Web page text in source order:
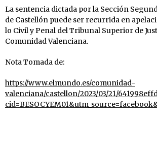
La sentencia dictada por la Sección
de Castellón puede ser recurrida en
lo Civil y Penal del Tribunal Superior de
Comunidad Valenciana.
Nota Tomada de:
https://www.elmundo.es/comunidad-
valenciana/castellon/2023/03/21/